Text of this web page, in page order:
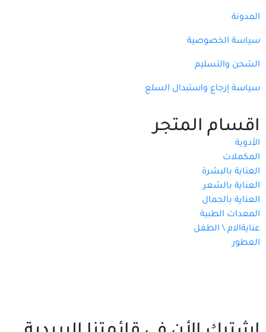
المدونة
سياسة الخصوصية
الشحن والتسليم
سياسة إرجاع واستبدال السلع
اقسام المتجر
الأدوية
المكملات
العناية بالبشرة
العناية بالشعر
العناية بالجمال
المعدات الطبية
عنايةالام \ الطفل
العطور